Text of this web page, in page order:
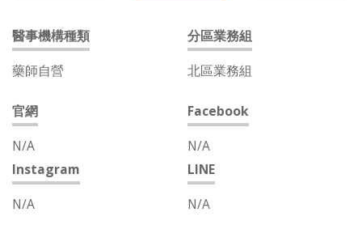
醫事機構種類
藥師自營
分區業務組
北區業務組
官網
N/A
Facebook
N/A
Instagram
N/A
LINE
N/A